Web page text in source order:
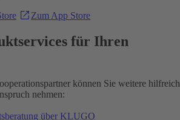
Zum App Store
für Ihren
können Sie weitere
nehmen:
über KLUGO